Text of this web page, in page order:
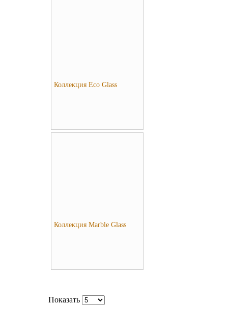
Коллекция Eco Glass
Коллекция Marble Glass
Показать